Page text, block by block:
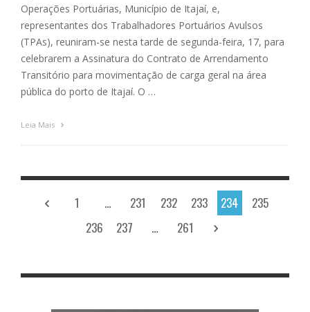
Operações Portuárias, Município de Itajaí, e,
representantes dos Trabalhadores Portuários Avulsos
(TPAs), reuniram-se nesta tarde de segunda-feira, 17, para
celebrarem a Assinatura do Contrato de Arrendamento
Transitório para movimentação de carga geral na área
pública do porto de Itajaí. O …
Leia Mais
1 … 231 232 233 234
235
236
237 … 261